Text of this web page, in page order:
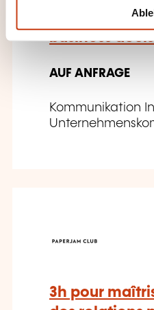
business
AUF ANFRAGE
Kommunikation
3h pour